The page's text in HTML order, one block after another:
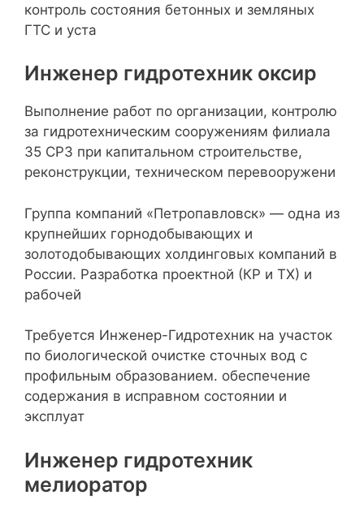
контроль состояния бетонных и земляных
ГТС и уста
Инженер гидротехник оксир
Выполнение работ по организации, контролю
за гидротехническим сооружениям филиала
35 СРЗ при капитальном строительстве,
реконструкции, техническом перевооружени
Группа компаний «Петропавловск» — одна из
крупнейших горнодобывающих и
золотодобывающих холдинговых компаний в
России. Разработка проектной (КР и ТХ) и
рабочей
Требуется Инженер-Гидротехник на участок
по биологической очистке сточных вод с
профильным образованием. обеспечение
содержания в исправном состоянии и
эксплуат
Инженер гидротехник
мелиоратор